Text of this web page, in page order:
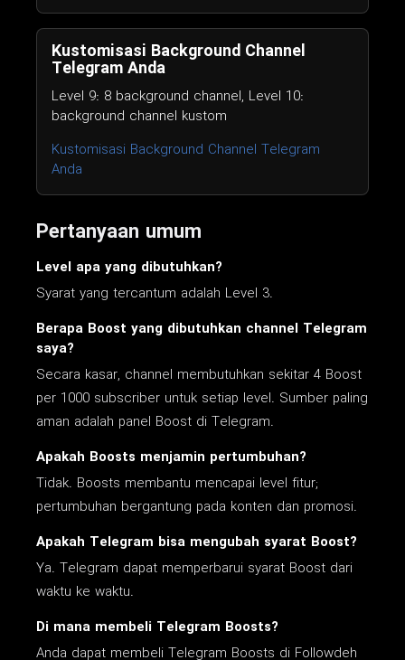
Kustomisasi Background Channel
Telegram Anda
Level 9: 8 background channel, Level 10:
background channel kustom
Kustomisasi Background Channel Telegram
Anda
Pertanyaan umum
Level apa yang dibutuhkan?
Syarat yang tercantum adalah Level 3.
Berapa Boost yang dibutuhkan channel Telegram
saya?
Secara kasar, channel membutuhkan sekitar 4 Boost
per 1000 subscriber untuk setiap level. Sumber paling
aman adalah panel Boost di Telegram.
Apakah Boosts menjamin pertumbuhan?
Tidak. Boosts membantu mencapai level fitur;
pertumbuhan bergantung pada konten dan promosi.
Apakah Telegram bisa mengubah syarat Boost?
Ya. Telegram dapat memperbarui syarat Boost dari
waktu ke waktu.
Di mana membeli Telegram Boosts?
Anda dapat membeli Telegram Boosts di Followdeh